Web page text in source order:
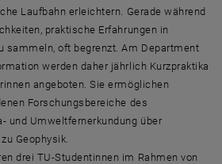
Laufbahn erleichtern. Gerade während
praktische Erfahrungen in
sammeln, oft begrenzt. Am Department
werden daher jährlich Kurzpraktika
angeboten. Sie ermöglichen
Forschungsbereiche des
und Umweltfernerkundung über
Geophysik.
drei TU-Studentinnen im Rahmen von